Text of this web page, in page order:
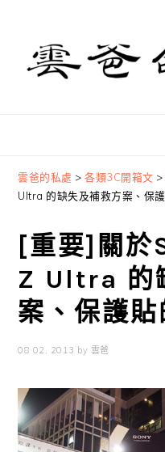
primary
navigation
content
primary
sidebar
雲爸的私處 >各類3C開箱文
Ultra 的缺失及補救方案、保
[重要]關於
Z Ultra 的
案、保護
08 02, 2013 by 雲爸